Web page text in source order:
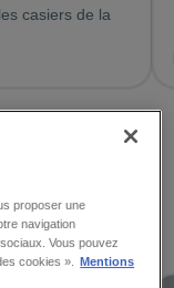
casiers de la
proposer une
navigation
Vous pouvez
cookies ».
Mentions